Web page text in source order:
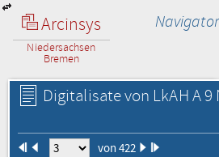
Arcinsys
Niedersachsen
Bremen
Navigator
Digitalisate von LkAH A 9
von 422